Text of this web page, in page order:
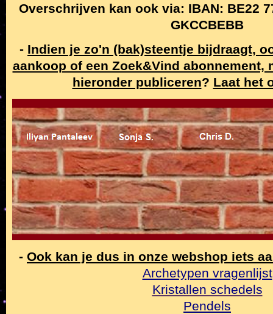
Overschrijven kan ook via: IBAN: BE22
GKCCBEBB
- Indien je zo'n (bak)steentje bijdraagt,
aankoop of een Zoek&Vind abonnement,
hieronder publiceren? Laat het
- Ook kan je dus in onze webshop iets
Archetypen vragenlijst
Kristallen schedels
Pendels